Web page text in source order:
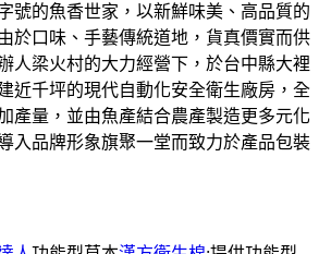
號的魚香世家，以新鮮味美、高品質的
於口味、手藝傳統道地，貨真價實而供
人梁火村的大力經營下，於台中縣大裡
近千坪的現代自動化安全衛生廠房，全
產量，並由魚產結合農產製造更多元化
入品牌形象旗聚一堂而致力於產品包裝